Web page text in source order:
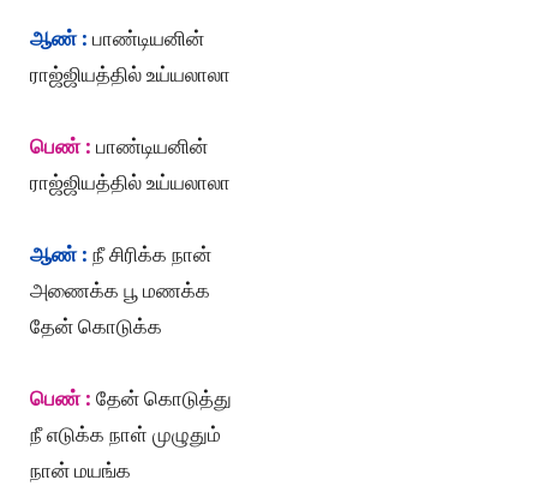
ஆண் : பாண்டியனின்
ராஜ்ஜியத்தில் உய்யலாலா
பெண் : பாண்டியனின்
ராஜ்ஜியத்தில் உய்யலாலா
ஆண் : நீ சிரிக்க நான்
அணைக்க பூ மணக்க
தேன் கொடுக்க
பெண் : தேன் கொடுத்து
நீ எடுக்க நாள் முழுதும்
நான் மயங்க